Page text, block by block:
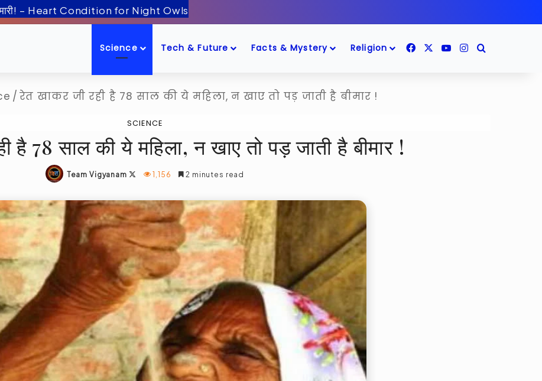
के पास! – Artemis-2 Mission Launch
Science Tech & Future Facts & Mystery Religion FacebookYouTubeInstagram
/ रेत खाकर जी रही है 78 साल की ये महिला, न खाए तो पड़ जाती है बीमार !
SCIENCE
है 78 साल की ये महिला, न खाए तो पड़ जाती है बीमार !
Team Vigyanam
Follow
X
1,156 2 minutes read